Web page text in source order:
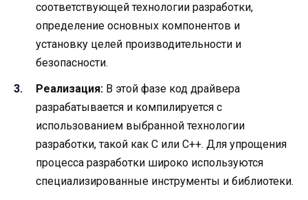
соответствующей технологии разработки,
определение основных компонентов и
установку целей производительности и
безопасности.
Реализация: В этой фазе код драйвера
разрабатывается и компилируется с
использованием выбранной технологии
разработки, такой как C или C++. Для упрощения
процесса разработки широко используются
специализированные инструменты и библиотеки.